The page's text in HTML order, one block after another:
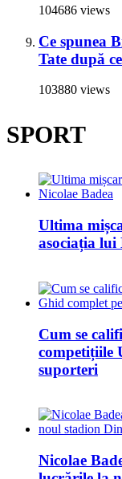
104686 views
Ce spunea
Tate după
103880 views
SPORT
Ultima
asociația lui
Cum se
competițiile
suporteri
Nicolae